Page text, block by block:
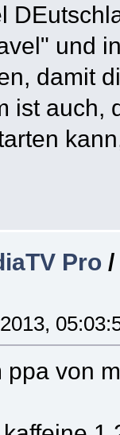
und
damit
ist auch,
Pro
ppa von